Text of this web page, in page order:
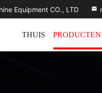
Equipment CO., LTD
THUIS PRODUCTEN